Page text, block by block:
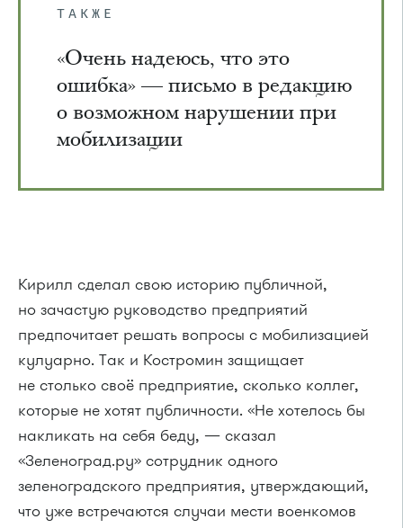
ТАКЖЕ
«Очень надеюсь, что это
ошибка» — письмо в редакцию
о возможном нарушении при
мобилизации
Кирилл сделал свою историю публичной,
но зачастую руководство предприятий
предпочитает решать вопросы с мобилизацией
кулуарно. Так и Костромин защищает
не столько своё предприятие, сколько коллег,
которые не хотят публичности. «Не хотелось бы
накликать на себя беду, — сказал
«Зеленоград.ру» сотрудник одного
зеленоградского предприятия, утверждающий,
что уже встречаются случаи мести военкомов